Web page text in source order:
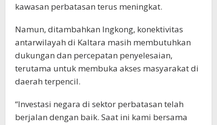
kawasan perbatasan terus meningkat.
Namun, ditambahkan Ingkong, konektivitas
antarwilayah di Kaltara masih membutuhkan
dukungan dan percepatan penyelesaian,
terutama untuk membuka akses masyarakat di
daerah terpencil.
“Investasi negara di sektor perbatasan telah
berjalan dengan baik. Saat ini kami bersama